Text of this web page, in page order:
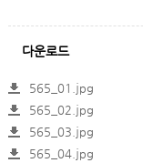
다운로드
565_01.jpg
565_02.jpg
565_03.jpg
565_04.jpg